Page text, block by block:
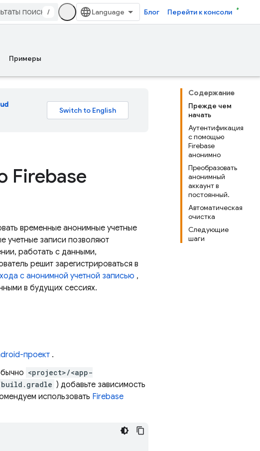
/ Блог Перейти к консоли
Примеры
Содержание
Прежде чем
начать
Аутентификация
с помощью
Firebase
анонимно
Преобразовать
анонимный
аккаунт в
постоянный.
Автоматическая
очистка
Следующие
шаги
Firebase
временные анонимные учетные
учетные записи позволяют
работать с данными,
решит зарегистрироваться в
с анонимной учетной записью ,
в будущих сессиях.
проект .
<project>/<app-
build.gradle ) добавьте зависимость
использовать Firebase